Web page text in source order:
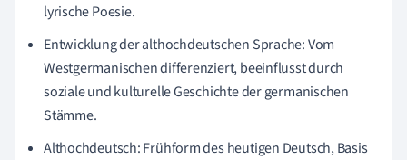
lyrische Poesie.
Entwicklung der althochdeutschen Sprache: Vom
Westgermanischen differenziert, beeinflusst durch
soziale und kulturelle Geschichte der germanischen
Stämme.
Althochdeutsch: Frühform des heutigen Deutsch, Basis